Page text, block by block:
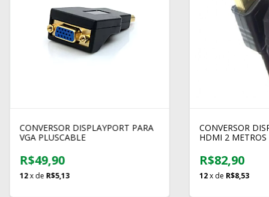
CONVERSOR DISPLAYPORT PARA
VGA PLUSCABLE
R$49,90
12x de R$5,13
CONVERSOR
HDMI 2 METROS
R$82,90
12x de R$8,53